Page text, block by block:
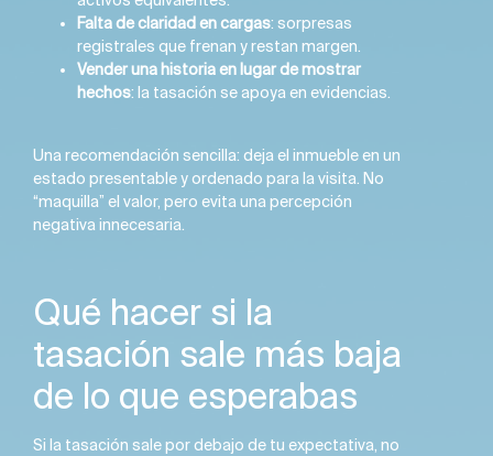
Falta de claridad en cargas: sorpresas
registrales que frenan y restan margen.
Vender una historia en lugar de mostrar
hechos: la tasación se apoya en evidencias.
Una recomendación sencilla: deja el inmueble en un
estado presentable y ordenado para la visita. No
“maquilla” el valor, pero evita una percepción
negativa innecesaria.
Qué hacer si la
tasación sale más baja
de lo que esperabas
Si la tasación sale por debajo de tu expectativa, no